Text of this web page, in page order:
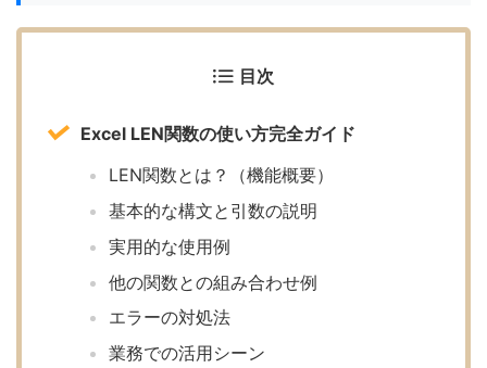
目次
Excel LEN関数の使い方完全ガイド
LEN関数とは？（機能概要）
基本的な構文と引数の説明
実用的な使用例
他の関数との組み合わせ例
エラーの対処法
業務での活用シーン